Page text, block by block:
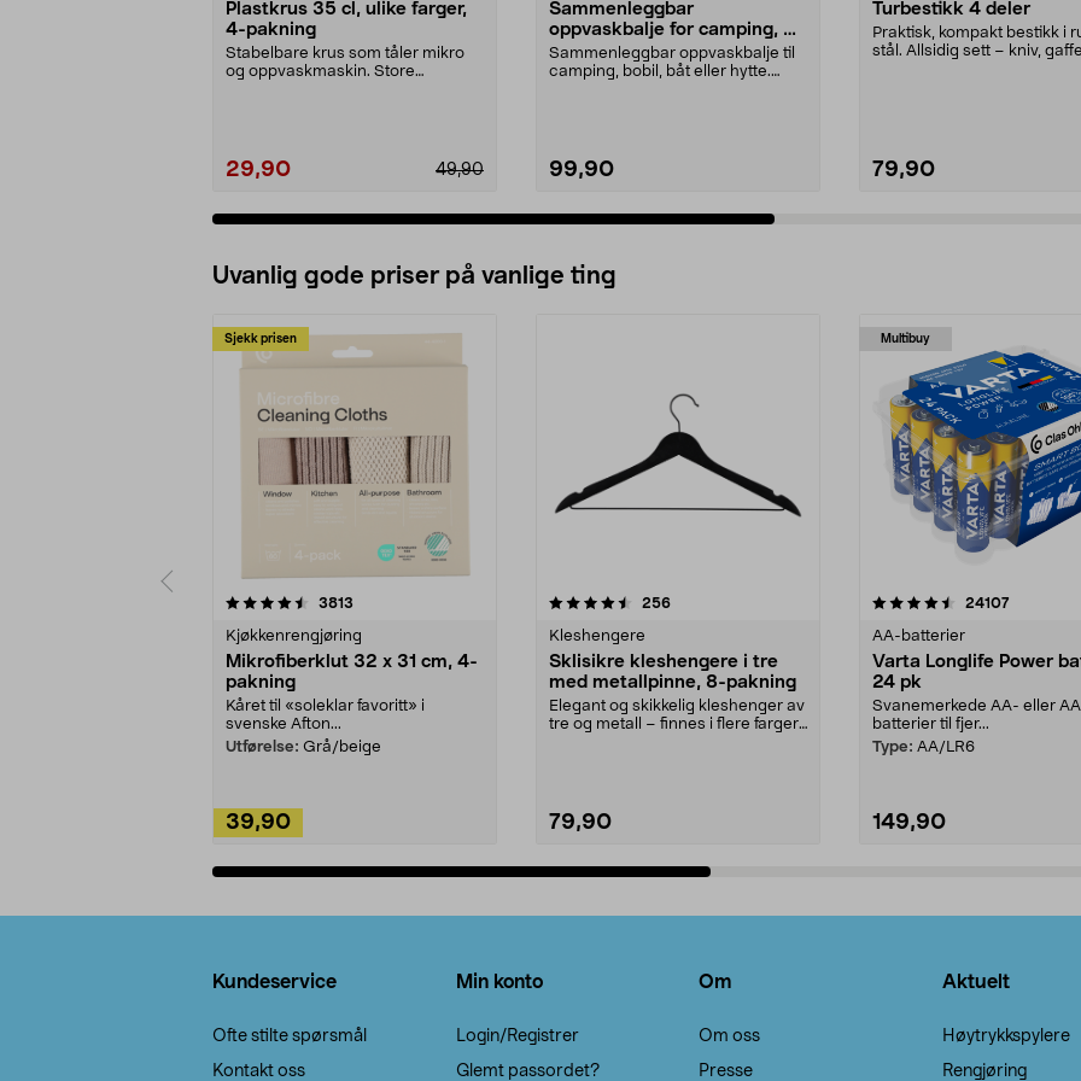
Plastkrus 35 cl, ulike farger,
4-pakning
Stabelbare krus som tåler mikro
og oppvaskmaskin. Store
29,90 49,90
Sammenleggbar
oppvaskbalje for camping, 8
liter
Sammenleggbar oppvaskbalje til
camping, bobil, båt eller hytte.
99,90
Turbestikk 4 deler
Praktisk, kompakt bestikk i
stål. Allsidig sett – kniv,
79,90
Uvanlig gode priser på vanlige ting
Sjekk prisen
3813
Kjøkkenrengjøring
Mikrofiberklut 32 x 31 cm, 4-
pakning
Kåret til «soleklar favoritt» i
svenske Afton...
Utførelse: Grå/beige
39,90
4.5av 5 stjerner 256anmeldelser
Kleshengere
Sklisikre kleshengere i tre
med metallpinne, 8-pakning
Elegant og skikkelig kleshenger av
tre og metall – finnes i flere farger.
79,90
Multibuy
4.5av 5 stjerner 24107
AA-batterier
Varta Longlife Power
24 pk
Svanemerkede AA- eller
batterier til fjer...
Type: AA/LR6
149,90
4.5av 5 stjerner
Kundeservice
Ofte stilte spørsmål
Kontakt oss
Min konto
Login/Registrer
Glemt passordet?
Om
Om oss
Presse
Aktuelt
Høytrykkspylere
Rengjøring